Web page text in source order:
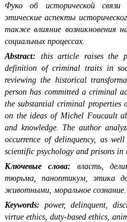
Фуко об исторической
этические аспекты
также влияние возникновения
социальных процессах.
Abstract: this article raises the
definition of criminal traits in
reviewing the historical
person has committed a criminal
the substantial criminal properties
on the ideas of Michel Foucault
and knowledge. The author
occurrence of delinquency, as
scientific psychology and prisons in
Ключевые слова: власть,
тюрьма, паноптикум, этика
животными, моральное сознание.
Keywords: power, delinquent,
virtue ethics, duty-based ethics,